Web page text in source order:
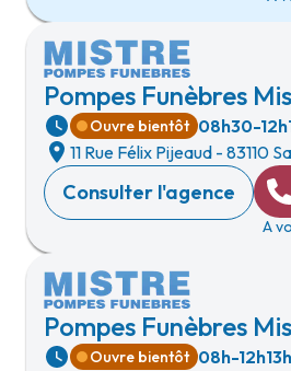
Pompes Funèbres
Ouvre bientôt 08h30-12h
11 Rue Félix Pijeaud - 83110
Consulter l'agence
A
Pompes Funèbres
Ouvre bientôt 08h-12h